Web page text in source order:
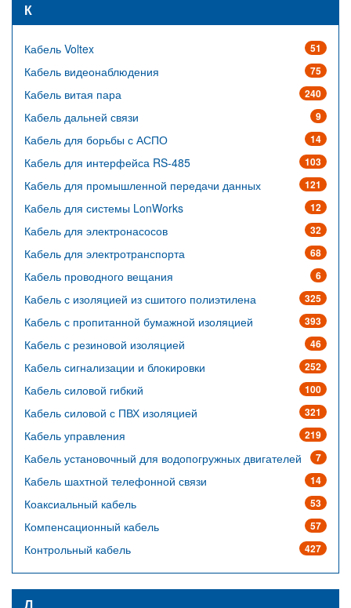
К
51
Кабель Voltex
75
Кабель видеонаблюдения
240
Кабель витая пара
9
Кабель дальней связи
14
Кабель для борьбы с АСПО
103
Кабель для интерфейса RS-485
121
Кабель для промышленной передачи данных
12
Кабель для системы LonWorks
32
Кабель для электронасосов
68
Кабель для электротранспорта
6
Кабель проводного вещания
325
Кабель с изоляцией из сшитого полиэтилена
393
Кабель с пропитанной бумажной изоляцией
46
Кабель с резиновой изоляцией
252
Кабель сигнализации и блокировки
100
Кабель силовой гибкий
321
Кабель силовой с ПВХ изоляцией
219
Кабель управления
7
Кабель установочный для водопогружных двигателей
14
Кабель шахтной телефонной связи
53
Коаксиальный кабель
57
Компенсационный кабель
427
Контрольный кабель